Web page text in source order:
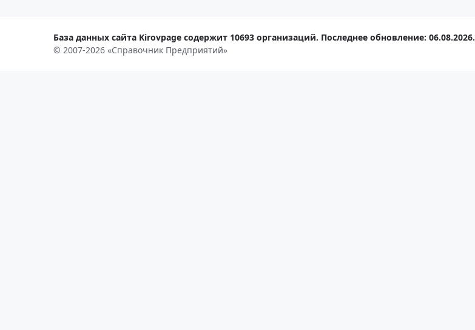
База данных сайта Kirovpage содержит 10693 организаций. Последнее обновление: 06.08.2026.
© 2007-2026 «Справочник Предприятий»